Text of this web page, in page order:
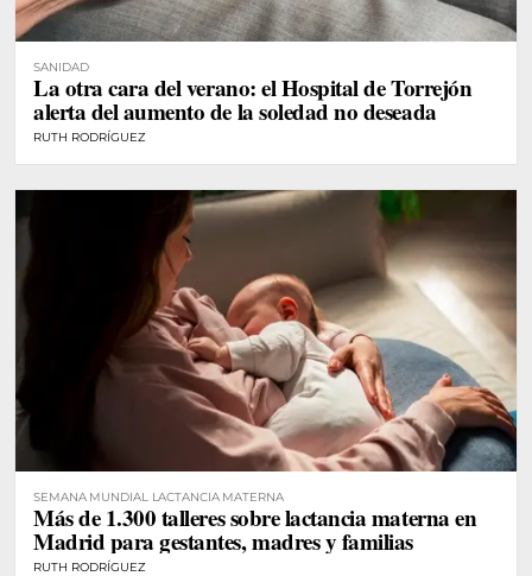
SANIDAD
La otra cara del verano: el Hospital de Torrejón
alerta del aumento de la soledad no deseada
RUTH RODRÍGUEZ
SEMANA MUNDIAL LACTANCIA MATERNA
Más de 1.300 talleres sobre lactancia materna en
Madrid para gestantes, madres y familias
RUTH RODRÍGUEZ